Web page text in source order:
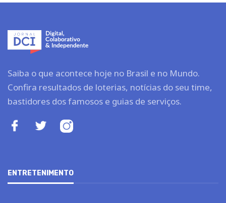
Saiba o que acontece hoje no Brasil e no Mundo.
Confira resultados de loterias, notícias do seu time,
bastidores dos famosos e guias de serviços.
ENTRETENIMENTO